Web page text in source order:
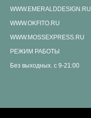
WWW.EMERALDDESIGN.RU
WWW.OKFITO.RU
WWW.MOSSEXPRESS.RU
РЕЖИМ РАБОТЫ
Без выходных. с 9-21:00